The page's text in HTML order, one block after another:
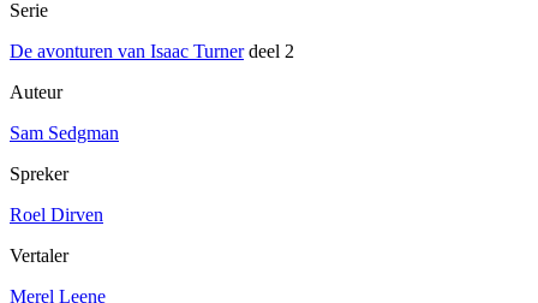
Serie
De avonturen van Isaac Turnerdeel 2
Auteur
Sam Sedgman
Spreker
Roel Dirven
Vertaler
Merel Leene